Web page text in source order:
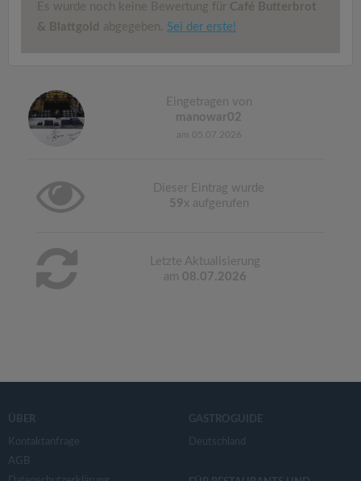
Es wurde noch keine Bewertung für Café Butterbrot
& Blattgold
abgegeben. Sei der erste!
Eingetragen von
manowar02
am 05.07.2026
Dieser Eintrag wurde
59x aufgerufen
Letzte Aktualisierung
am 08.07.2026
ÜBER
Kontaktanfrage
AGB
GASTROGUIDE
Deutschland